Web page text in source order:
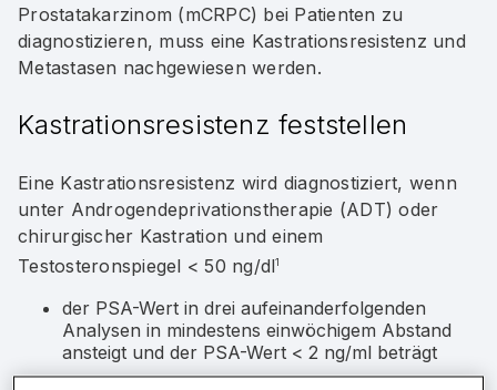
Prostatakarzinom (mCRPC) bei Patienten zu
diagnostizieren, muss eine Kastrationsresistenz und
Metastasen nachgewiesen werden.
Kastrationsresistenz feststellen
Eine Kastrationsresistenz wird diagnostiziert, wenn
unter Androgendeprivationstherapie (ADT) oder
chirurgischer Kastration und einem
Testosteronspiegel < 50 ng/dl1
der PSA-Wert in drei aufeinanderfolgenden
Analysen in mindestens einwöchigem Abstand
ansteigt und der PSA-Wert < 2 ng/ml beträgt